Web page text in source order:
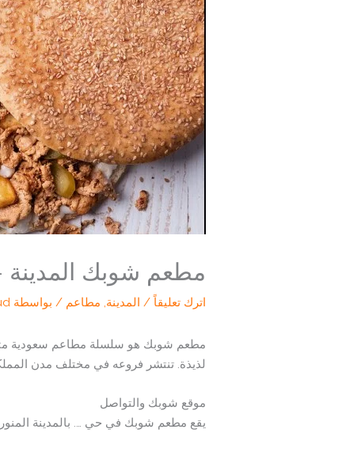
مطعم شوبك المدينة -
اترك تعليقاً / المدينة, مطاعم / بواسطة
مطعم شوبك هو سلسلة مطاعم سعودية
لذيذة. تنتشر فروعه في مختلف مدن
موقع شوبك والتواصل
يقع مطعم شوبك في حي …. بالمدينة